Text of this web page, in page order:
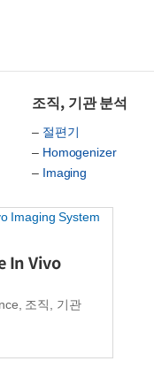
조직, 기관 분석
– 절편기
– Homogenizer
– Imaging
In Vivo
조직, 기관